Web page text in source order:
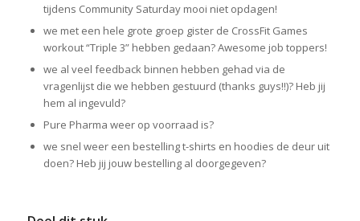
tijdens Community Saturday mooi niet opdagen!
we met een hele grote groep gister de CrossFit Games
workout “Triple 3” hebben gedaan? Awesome job toppers!
we al veel feedback binnen hebben gehad via de
vragenlijst die we hebben gestuurd (thanks guys!!)? Heb jij
hem al ingevuld?
Pure Pharma weer op voorraad is?
we snel weer een bestelling t-shirts en hoodies de deur uit
doen? Heb jij jouw bestelling al doorgegeven?